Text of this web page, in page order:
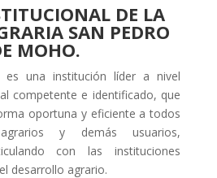
DE LA
SAN PEDRO
MOHO.
es una institución líder a nivel
competente e identificado, que
oportuna y eficiente a todos
y demás usuarios,
con las instituciones
desarrollo agrario.